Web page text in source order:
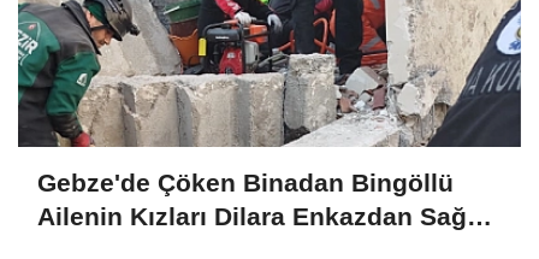
Gebze'de Çöken Binadan Bingöllü
Ailenin Kızları Dilara Enkazdan Sağ